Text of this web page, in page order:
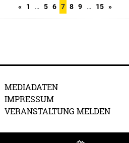
« 1 … 5 6 7 8 9 … 15 »
MEDIADATEN
IMPRESSUM
VERANSTALTUNG MELDEN